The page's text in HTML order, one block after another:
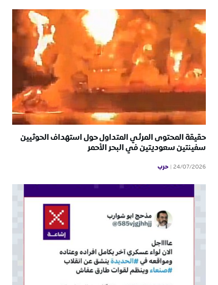
حقيقة المحتوى المرئي المتداول حول استهداف الحوثيين
سفينتين سعوديتين في البحر الأحمر
24/07/2026 حرب